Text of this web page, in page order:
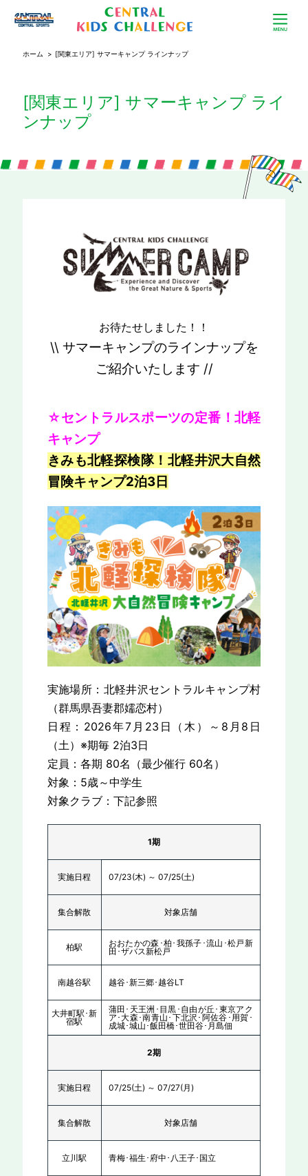
ホーム > [関東エリア] サマーキャンプ ラインナップ
[関東エリア] サマーキャンプ ライ
ンナップ
お待たせしました！！
\\ サマーキャンプのラインナップを
ご紹介いたします //
☆セントラルスポーツの定番！北軽
キャンプ
きみも北軽探検隊！北軽井沢大自然
冒険キャンプ2泊3日
実施場所：北軽井沢セントラルキャンプ村
（群馬県吾妻郡嬬恋村）
日程：2026年7月23日（木）～8月8日
（土）※期毎 2泊3日
定員：各期 80名（最少催行 60名）
対象：5歳～中学生
対象クラブ：下記参照
1期
実施日程 07/23(木) ～ 07/25(土)
集合解散 対象店舗
柏駅
おおたかの森･柏･我孫子･流山･松戸新
田･ザバス新松戸
南越谷駅 越谷･新三郷･越谷LT
大井町駅･新
宿駅
蒲田･天王洲･目黒･自由が丘･東京アク
ア･大森･南青山･下北沢･阿佐谷･用賀･
成城･城山･飯田橋･世田谷･月島佃
2期
実施日程 07/25(土) ～ 07/27(月)
集合解散 対象店舗
立川駅 青梅･福生･府中･八王子･国立